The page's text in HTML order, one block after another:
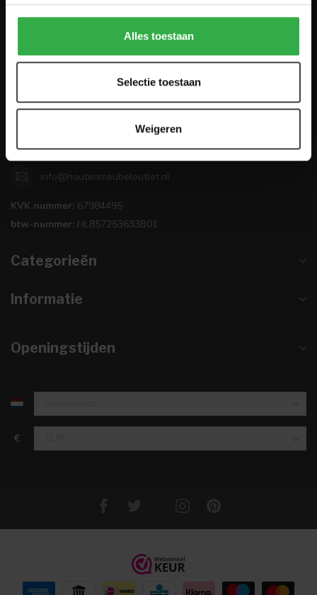
Alles toestaan
Selectie toestaan
Weigeren
Houten Meubel Outlet
Kwaliteitsmeubelen voor dumpprijzen
Nederland
info@houtenmeubeloutlet.nl
KVK nummer: 67984495
btw-nummer: NL857253633B01
Categorieën
Informatie
Openingstijden
€